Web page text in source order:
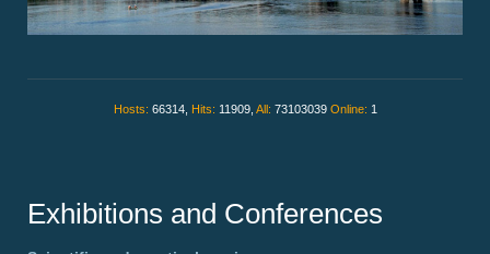
Hosts: 66314, Hits: 11909, All: 73103039 Online: 1
Exhibitions and Conferences